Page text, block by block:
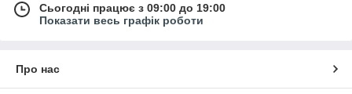
Сьогодні працює з 09:00 до 19:00
Показати весь графік роботи
Про нас